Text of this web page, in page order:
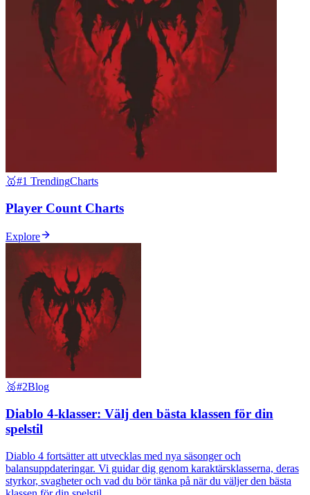
🥇#1 TrendingCharts
Player Count Charts
Explore
🥈#2Blog
Diablo 4-klasser: Välj den bästa klassen för din
spelstil
Diablo 4 fortsätter att utvecklas med nya säsonger och
balansuppdateringar. Vi guidar dig genom karaktärsklasserna, deras
styrkor, svagheter och vad du bör tänka på när du väljer den bästa